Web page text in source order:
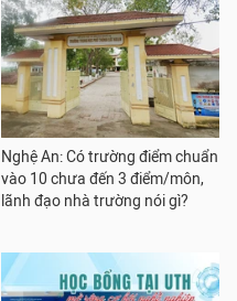
Nghệ An: Có trường điểm chuẩn
vào 10 chưa đến 3 điểm/môn,
lãnh đạo nhà trường nói gì?